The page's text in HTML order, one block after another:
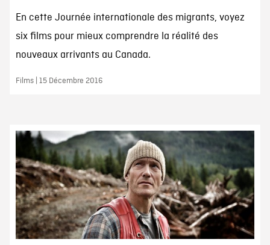
En cette Journée internationale des migrants, voyez
six films pour mieux comprendre la réalité des
nouveaux arrivants au Canada.
Films | 15 Décembre 2016